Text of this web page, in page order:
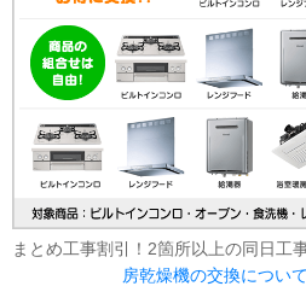
まとめ工事割引！2箇所以上の同日工
房乾燥機の交換につい